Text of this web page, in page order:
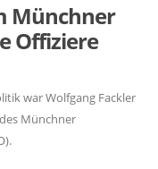
Münchner
Offiziere
war Wolfgang Fackler
Münchner